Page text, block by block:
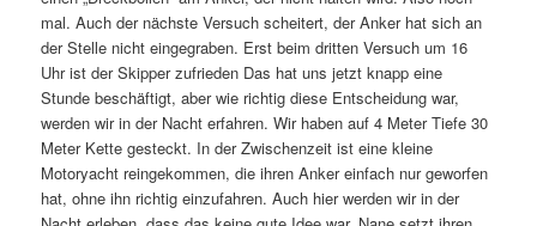
mal. Auch der nächste Versuch scheitert, der Anker hat sich an
der Stelle nicht eingegraben. Erst beim dritten Versuch um 16
Uhr ist der Skipper zufrieden Das hat uns jetzt knapp eine
Stunde beschäftigt, aber wie richtig diese Entscheidung war,
werden wir in der Nacht erfahren. Wir haben auf 4 Meter Tiefe 30
Meter Kette gesteckt. In der Zwischenzeit ist eine kleine
Motoryacht reingekommen, die ihren Anker einfach nur geworfen
hat, ohne ihn richtig einzufahren. Auch hier werden wir in der